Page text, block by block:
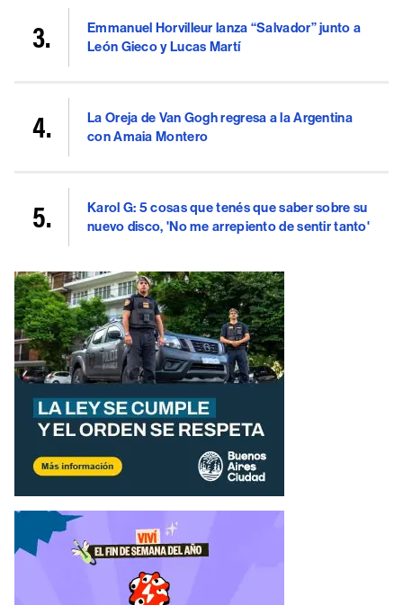
Emmanuel Horvilleur lanza “Salvador” junto a
León Gieco y Lucas Martí
La Oreja de Van Gogh regresa a la Argentina
con Amaia Montero
Karol G: 5 cosas que tenés que saber sobre su
nuevo disco, 'No me arrepiento de sentir tanto'